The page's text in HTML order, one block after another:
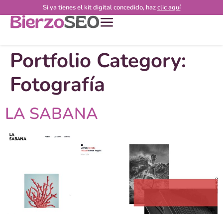
Si ya tienes el kit digital concedido, hazclic aquí
Portfolio Category:
Fotografía
LA SABANA